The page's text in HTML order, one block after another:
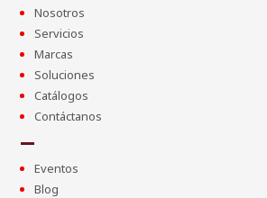
Nosotros
Servicios
Marcas
Soluciones
Catálogos
Contáctanos
Eventos
Blog